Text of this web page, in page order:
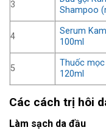
3
Shampoo
4
Serum
100ml
5
Thuốc
120ml
Các cách trị hôi
Làm sạch da đầu